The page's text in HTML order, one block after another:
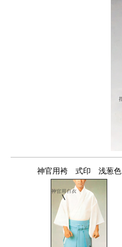
神官用袴 式印 浅葱色